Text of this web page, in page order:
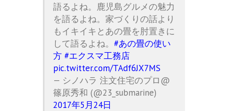
語るよね。鹿児島グルメの魅力
を語るよね。家づくりの話より
もイキイキとあの畳を肘置きに
して語るよね。 #あの畳の使い
方 #エクスマ工務店
pic.twitter.com/TAdf6JX7MS
— シノハラ 注文住宅のプロ@
篠原秀和 (@23_submarine)
2017年5月24日